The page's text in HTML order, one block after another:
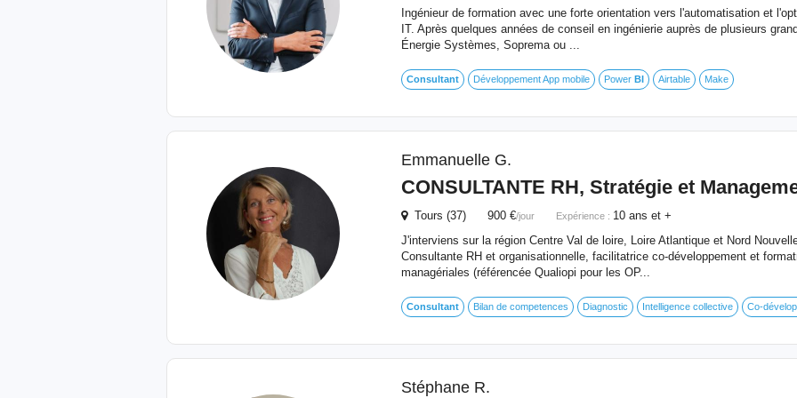
Ingénieur de formation avec une forte orientation vers l'automatisation et
IT. Après quelques années de conseil en ingénierie auprès de plusieurs
Énergie Systèmes, Soprema ou ...
Consultant Développement App mobile Power BI Airtable Make
Emmanuelle G.
CONSULTANTE RH, Stratégie et
Tours (37) 900 €/jour Expérience : 10 ans et +
J'interviens sur la région Centre Val de loire, Loire Atlantique et Nord
Consultante RH et organisationnelle, facilitatrice co-développement et
managériales (référencée Qualiopi pour les OP...
Consultant Bilan de competences Diagnostic Intelligence collective Co-
Stéphane R.